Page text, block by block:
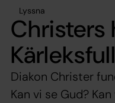
Lyssna
Christers
Diakon Christer
Kan vi se Gud?